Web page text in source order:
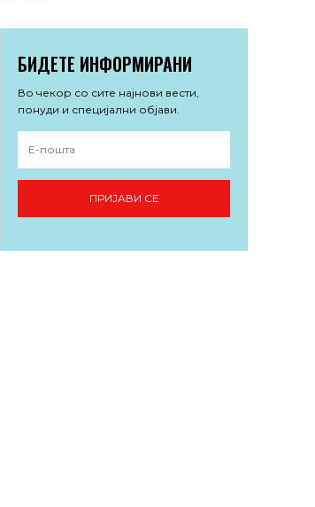
БИДЕТЕ ИНФОРМИРАНИ
Во чекор со сите најнови вести,
понуди и специјални објави.
ПРИЈАВИ СЕ